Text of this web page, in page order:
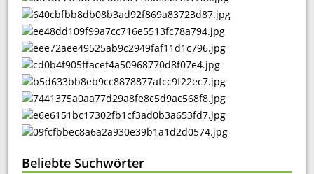
Beliebte Suchwörter